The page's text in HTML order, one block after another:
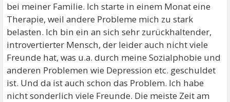
bei meiner Familie. Ich starte in einem Monat eine
Therapie, weil andere Probleme mich zu stark
belasten. Ich bin ein an sich sehr zurückhaltender,
introvertierter Mensch, der leider auch nicht viele
Freunde hat, was u.a. durch meine Sozialphobie und
anderen Problemen wie Depression etc. geschuldet
ist. Und da ist auch schon das Problem. Ich habe
nicht sonderlich viele Freunde. Die meiste Zeit am